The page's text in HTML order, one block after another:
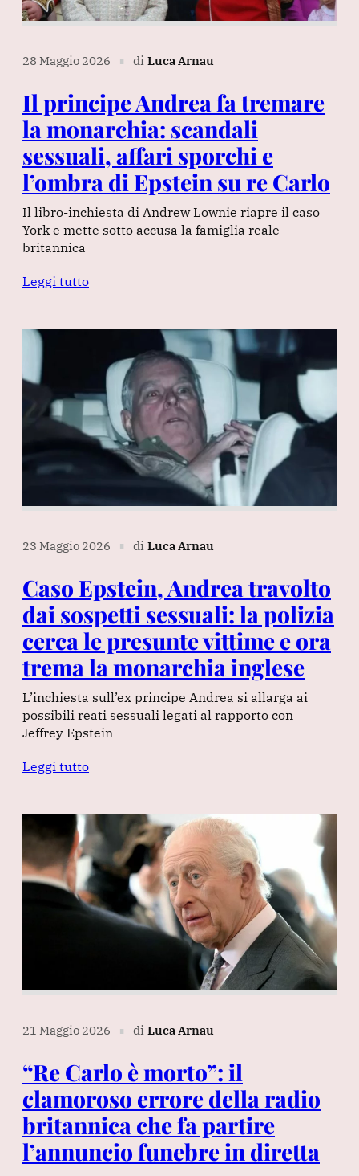
28 Maggio 2026 ∎ di Luca Arnau
Il principe Andrea fa tremare
la monarchia: scandali
sessuali, affari sporchi e
l’ombra di Epstein su re Carlo
Il libro-inchiesta di Andrew Lownie riapre il caso
York e mette sotto accusa la famiglia reale
britannica
Leggi tutto
23 Maggio 2026 ∎ di Luca Arnau
Caso Epstein, Andrea travolto
dai sospetti sessuali: la polizia
cerca le presunte vittime e ora
trema la monarchia inglese
L’inchiesta sull’ex principe Andrea si allarga ai
possibili reati sessuali legati al rapporto con
Jeffrey Epstein
Leggi tutto
21 Maggio 2026 ∎ di Luca Arnau
“Re Carlo è morto”: il
clamoroso errore della radio
britannica che fa partire
l’annuncio funebre in diretta